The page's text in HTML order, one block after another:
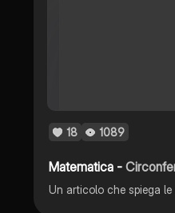
18 1089
Matematica -